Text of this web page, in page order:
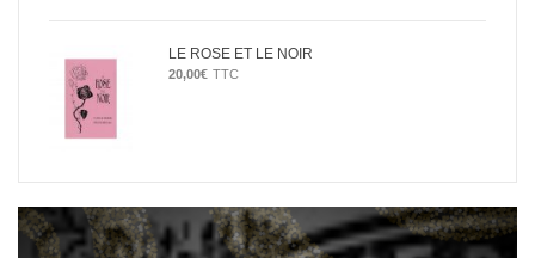
LE ROSE ET LE NOIR
20,00€ TTC